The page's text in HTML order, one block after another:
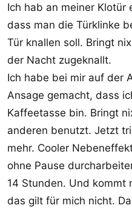
Ich hab an meiner Klotür
dass man die Türklinke
Tür knallen soll. Bringt
der Nacht zugeknallt.
Ich habe bei mir auf der
Ansage gemacht, dass
Kaffeetasse bin. Bringt
anderen benutzt. Jetzt
mehr. Cooler
ohne Pause
14 Stunden. Und kommt
das gilt für mich nicht.